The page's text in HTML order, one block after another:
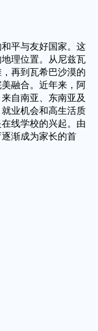
平与友好国家。这
理位置。从尼兹瓦
再到瓦希巴沙漠的
融合。近年来，阿
自南亚、东南亚及
业机会和高生活质
线学校的兴起。由
渐成为家长的首